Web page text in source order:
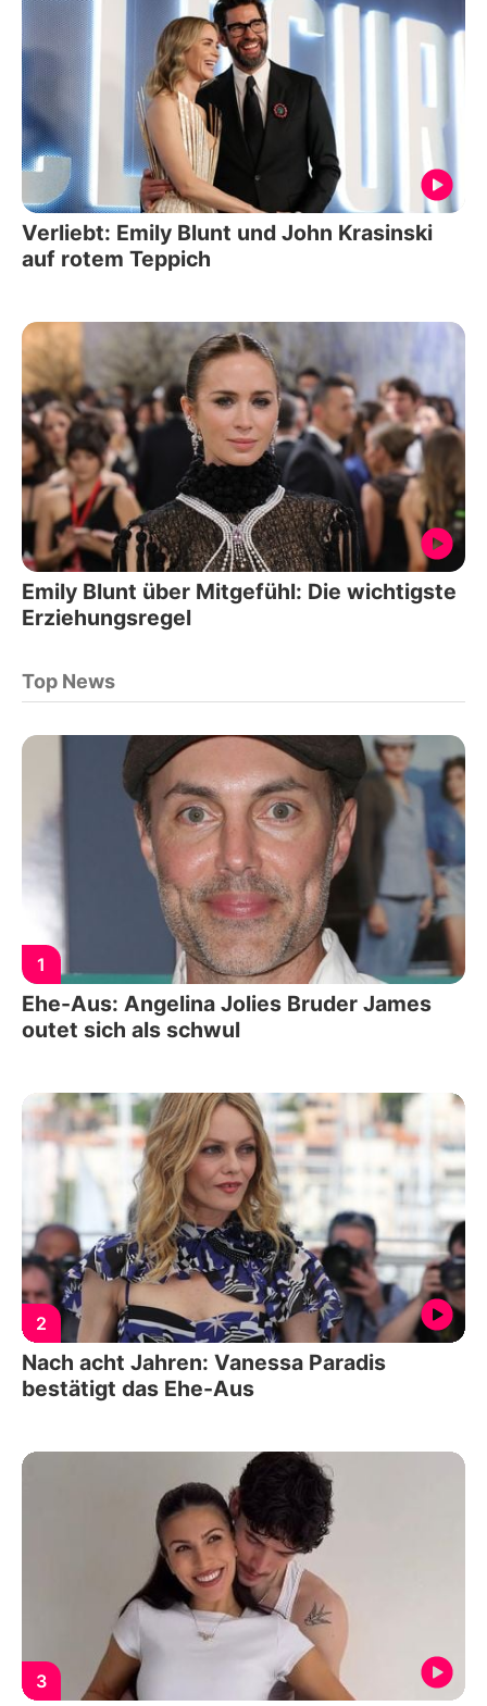
Verliebt: Emily Blunt und John Krasinski
auf rotem Teppich
Emily Blunt über Mitgefühl: Die wichtigste
Erziehungsregel
Top News
1
Ehe-Aus: Angelina Jolies Bruder James
outet sich als schwul
2
Nach acht Jahren: Vanessa Paradis
bestätigt das Ehe-Aus
3